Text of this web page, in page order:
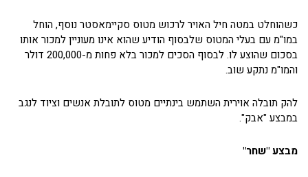
כשהוחלט במטה חיל האויר לרכוש מטוס סקיימאסטר נוסף, הוחל
במו"מ עם בעלי המטוס שלבסוף הודיע שהוא אינו מעוניין למכור אותו
בסכום שהוצע לו. לבסוף הסכים למכור בלא פחות מ-200,000 דולר
והמו"מ נתקע שוב.
להק תובלה אוירית השתמש בינתיים מטוס לתובלת אנשים וציוד לנגב
במבצע "אבק".
מבצע "שחר"